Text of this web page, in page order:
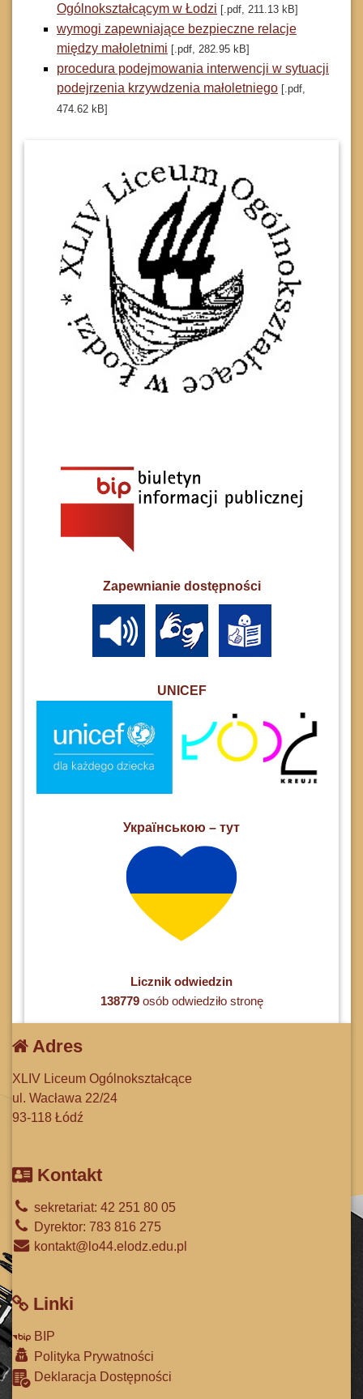
Ogólnokształcącym w Łodzi [.pdf, 211.13 kB]
wymogi zapewniające bezpieczne relacje
między małoletnimi [.pdf, 282.95 kB]
procedura podejmowania interwencji w sytuacji
podejrzenia krzywdzenia małoletniego [.pdf,
474.62 kB]
Zapewnianie dostępności
UNICEF
Українською – тут
Licznik odwiedzin
138779osób odwiedziło stronę
Adres
XLIV Liceum Ogólnokształcące
ul. Wacława 22/24
93-118 Łódź
Kontakt
sekretariat: 42 251 80 05
Dyrektor: 783 816 275
kontakt@lo44.elodz.edu.pl
Linki
BIP
Polityka Prywatności
Deklaracja Dostępności